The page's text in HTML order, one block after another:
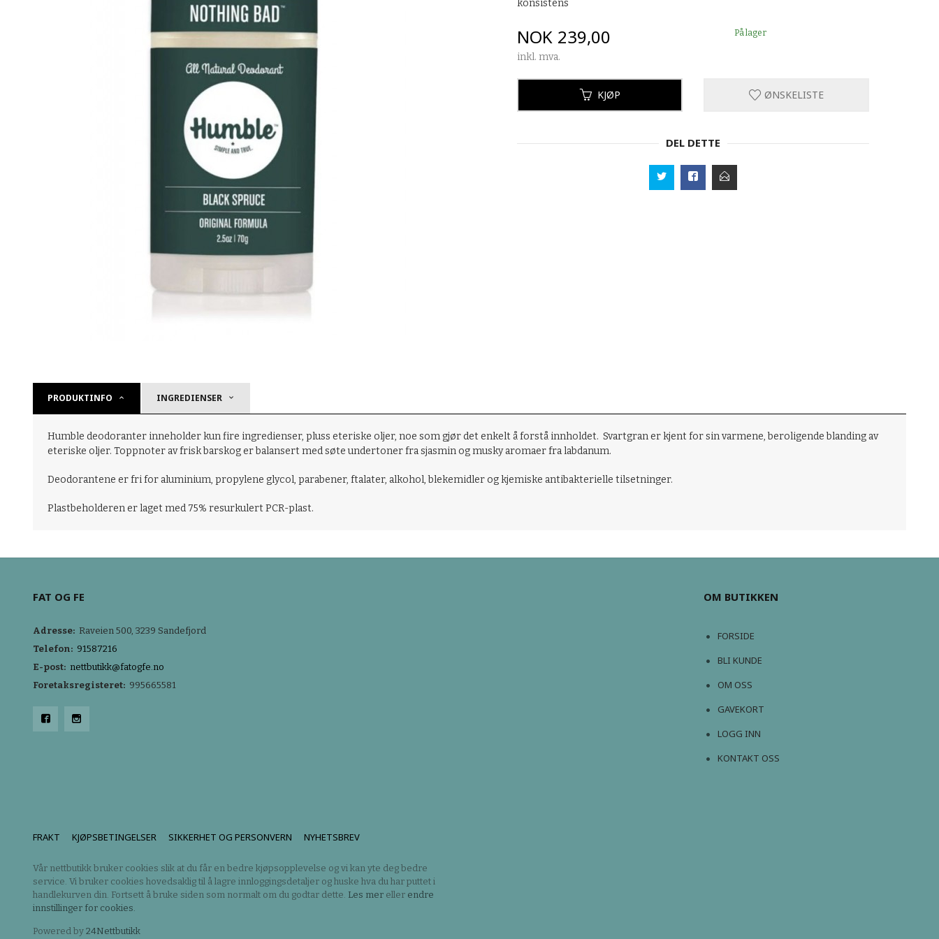
konsistens
Pris
NOK 239,00
inkl. mva.
På lager
KJØP ØNSKELISTE
DEL DETTE
PRODUKTINFO INGREDIENSER
Humble deodoranter inneholder kun fire ingredienser, pluss eteriske oljer, noe som gjør det enkelt å forstå innholdet. Svartgran er kjent for sin varmene, beroligende blanding av
eteriske oljer. Toppnoter av frisk barskog er balansert med søte undertoner fra sjasmin og musky aromaer fra labdanum.
Deodorantene er fri for aluminium, propylene glycol, parabener, ftalater, alkohol, blekemidler og kjemiske antibakterielle tilsetninger.
Plastbeholderen er laget med 75% resurkulert PCR-plast.
FAT OG FE
Adresse: Raveien 500, 3239 Sandefjord
Telefon: 91587216
E-post: nettbutikk@fatogfe.no
Foretaksregisteret: 995665581
OM BUTIKKEN
FORSIDE
BLI KUNDE
OM OSS
GAVEKORT
LOGG INN
KONTAKT OSS
FRAKT KJØPSBETINGELSER SIKKERHET OG PERSONVERN NYHETSBREV
Vår nettbutikk bruker cookies slik at du får en bedre kjøpsopplevelse og vi kan yte deg bedre
service. Vi bruker cookies hovedsaklig til å lagre innloggingsdetaljer og huske hva du har puttet i
handlekurven din. Fortsett å bruke siden som normalt om du godtar dette. Les mer eller endre
innstillinger for cookies.
Powered by 24Nettbutikk